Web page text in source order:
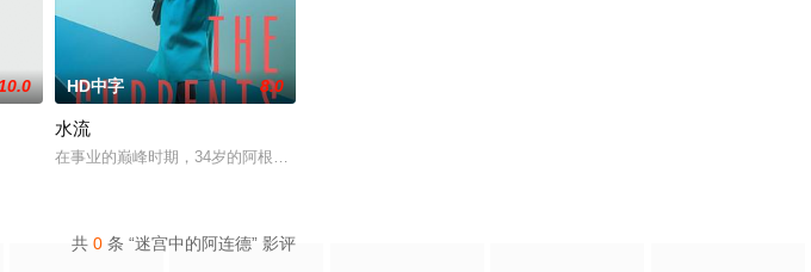
HD中字 8.0
水流
在事业的巅峰时期，34岁的阿根廷造型师丽娜在瑞士的一场颁奖典礼后，被一种突如其来的冲动驱使。回到布
共 0 条 “迷宫中的阿连德” 影评